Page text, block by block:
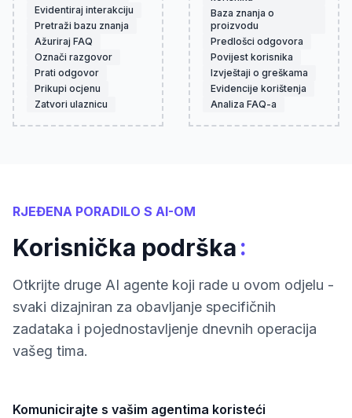
Evidentiraj interakciju
Pretraži bazu znanja
Ažuriraj FAQ
Označi razgovor
Prati odgovor
Prikupi ocjenu
Zatvori ulaznicu
Baza znanja o
proizvodu
Predlošci odgovora
Povijest korisnika
Izvještaji o greškama
Evidencije korištenja
Analiza FAQ-a
RJEĐENA PORADILO S AI-OM
Korisnička podrška:
Otkrijte druge AI agente koji rade u ovom odjelu -
svaki dizajniran za obavljanje specifičnih
zadataka i pojednostavljenje dnevnih operacija
vašeg tima.
Komunicirajte s vašim agentima koristeći